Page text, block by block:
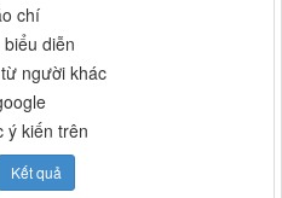
chí
diễn
người khác
ý kiến trên